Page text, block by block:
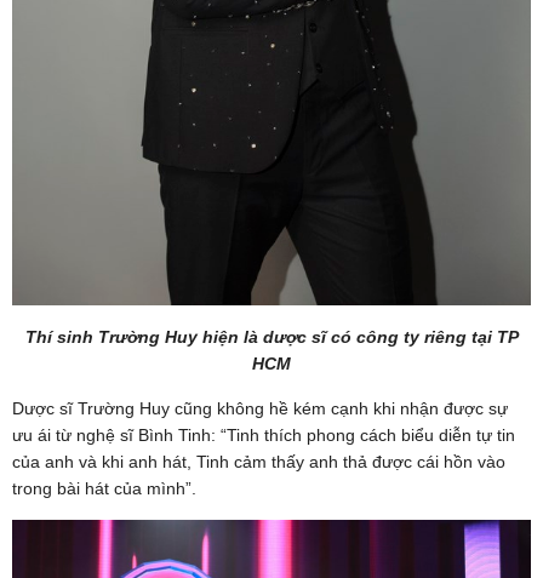
Thí sinh Trường Huy hiện là dược sĩ có công ty riêng tại TP
HCM
Dược sĩ Trường Huy cũng không hề kém cạnh khi nhận được sự
ưu ái từ nghệ sĩ Bình Tinh: “Tinh thích phong cách biểu diễn tự tin
của anh và khi anh hát, Tinh cảm thấy anh thả được cái hồn vào
trong bài hát của mình”.